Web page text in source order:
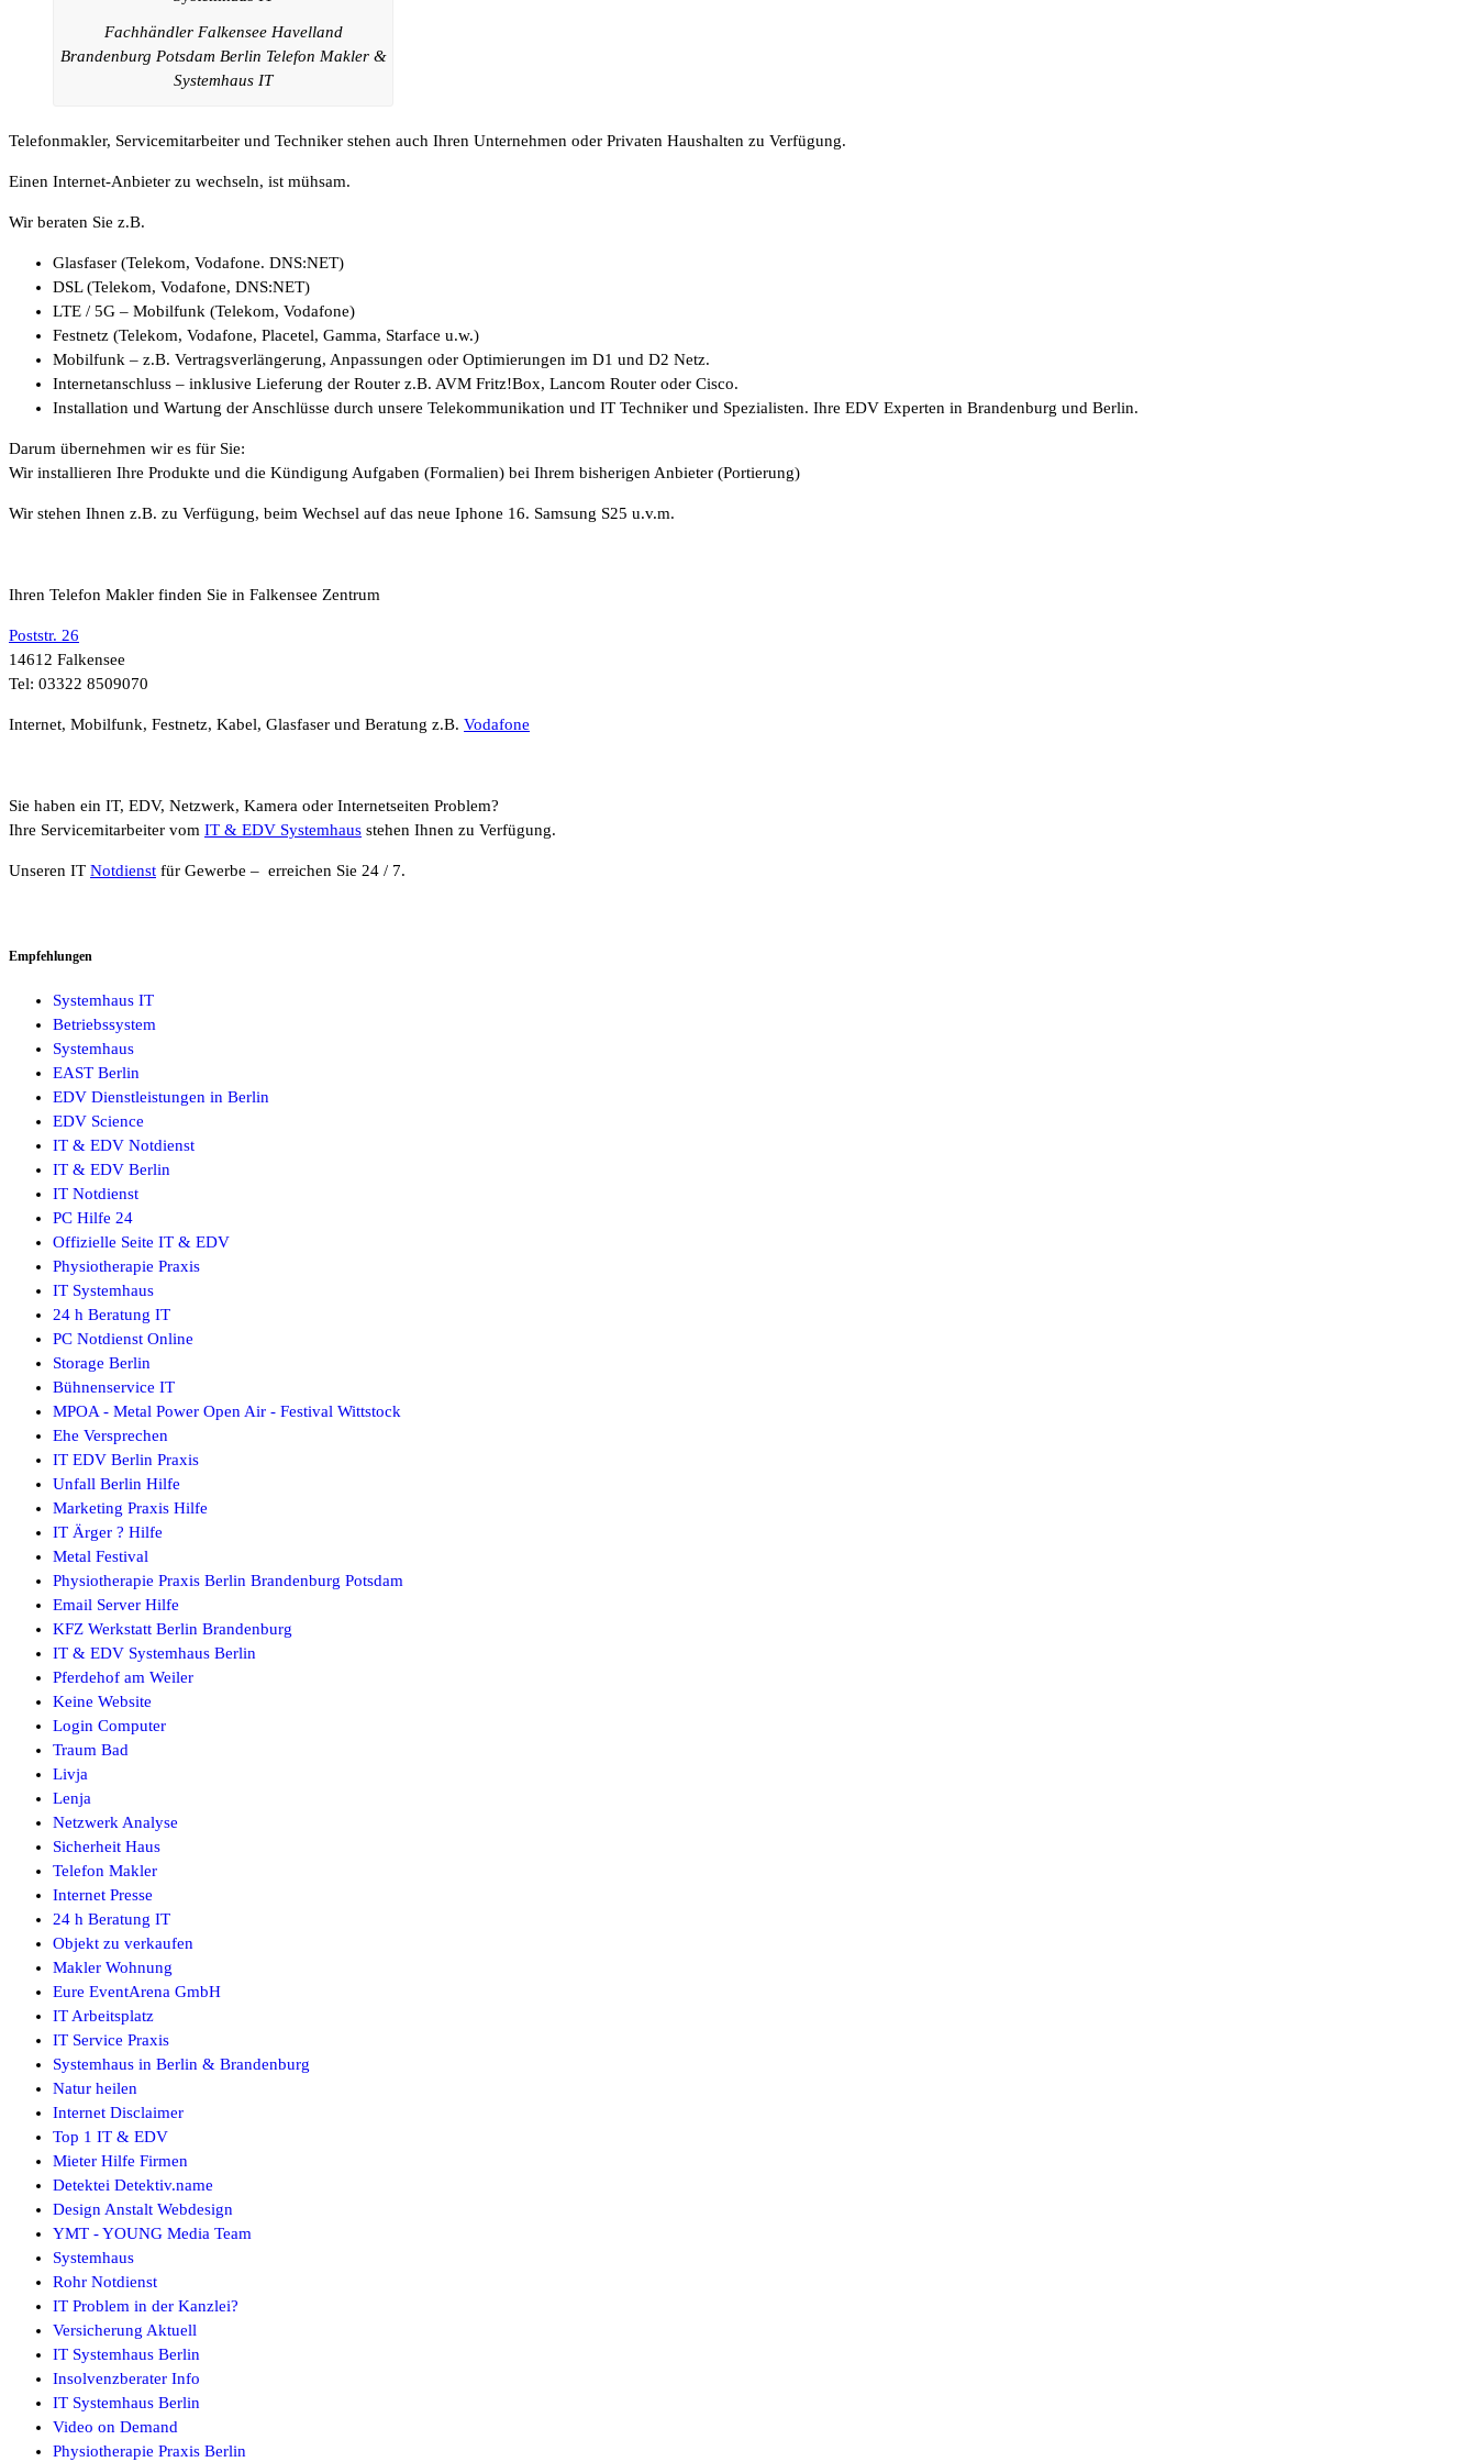
Fachhändler Falkensee Havelland
Brandenburg Potsdam Berlin Telefon Makler &
Systemhaus IT
Telefonmakler, Servicemitarbeiter und Techniker stehen auch Ihren Unternehmen oder Privaten Haushalten zu Verfügung.
Einen Internet-Anbieter zu wechseln, ist mühsam.
Wir beraten Sie z.B.
Glasfaser (Telekom, Vodafone. DNS:NET)
DSL (Telekom, Vodafone, DNS:NET)
LTE / 5G – Mobilfunk (Telekom, Vodafone)
Festnetz (Telekom, Vodafone, Placetel, Gamma, Starface u.w.)
Mobilfunk – z.B. Vertragsverlängerung, Anpassungen oder Optimierungen im D1 und D2 Netz.
Internetanschluss – inklusive Lieferung der Router z.B. AVM Fritz!Box, Lancom Router oder Cisco.
Installation und Wartung der Anschlüsse durch unsere Telekommunikation und IT Techniker und Spezialisten. Ihre EDV Experten in Brandenburg und Berlin.
Darum übernehmen wir es für Sie:
Wir installieren Ihre Produkte und die Kündigung Aufgaben (Formalien) bei Ihrem bisherigen Anbieter (Portierung)
Wir stehen Ihnen z.B. zu Verfügung, beim Wechsel auf das neue Iphone 16. Samsung S25 u.v.m.
Ihren Telefon Makler finden Sie in Falkensee Zentrum
Poststr. 26
14612 Falkensee
Tel: 03322 8509070
Internet, Mobilfunk, Festnetz, Kabel, Glasfaser und Beratung z.B. Vodafone
Sie haben ein IT, EDV, Netzwerk, Kamera oder Internetseiten Problem?
Ihre Servicemitarbeiter vom IT & EDV Systemhaus stehen Ihnen zu Verfügung.
Unseren IT Notdienst für Gewerbe – erreichen Sie 24 / 7.
Empfehlungen
Systemhaus IT
Betriebssystem
Systemhaus
EAST Berlin
EDV Dienstleistungen in Berlin
EDV Science
IT & EDV Notdienst
IT & EDV Berlin
IT Notdienst
PC Hilfe 24
Offizielle Seite IT & EDV
Physiotherapie Praxis
IT Systemhaus
24 h Beratung IT
PC Notdienst Online
Storage Berlin
Bühnenservice IT
MPOA - Metal Power Open Air - Festival Wittstock
Ehe Versprechen
IT EDV Berlin Praxis
Unfall Berlin Hilfe
Marketing Praxis Hilfe
IT Ärger ? Hilfe
Metal Festival
Physiotherapie Praxis Berlin Brandenburg Potsdam
Email Server Hilfe
KFZ Werkstatt Berlin Brandenburg
IT & EDV Systemhaus Berlin
Pferdehof am Weiler
Keine Website
Login Computer
Traum Bad
Livja
Lenja
Netzwerk Analyse
Sicherheit Haus
Telefon Makler
Internet Presse
24 h Beratung IT
Objekt zu verkaufen
Makler Wohnung
Eure EventArena GmbH
IT Arbeitsplatz
IT Service Praxis
Systemhaus in Berlin & Brandenburg
Natur heilen
Internet Disclaimer
Top 1 IT & EDV
Mieter Hilfe Firmen
Detektei Detektiv.name
Design Anstalt Webdesign
YMT - YOUNG Media Team
Systemhaus
Rohr Notdienst
IT Problem in der Kanzlei?
Versicherung Aktuell
IT Systemhaus Berlin
Insolvenzberater Info
IT Systemhaus Berlin
Video on Demand
Physiotherapie Praxis Berlin